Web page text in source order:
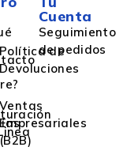
Política de
Devoluciones
Ventas
Empresariales
(B2B)
Cuenta
Seguimiento
de pedidos